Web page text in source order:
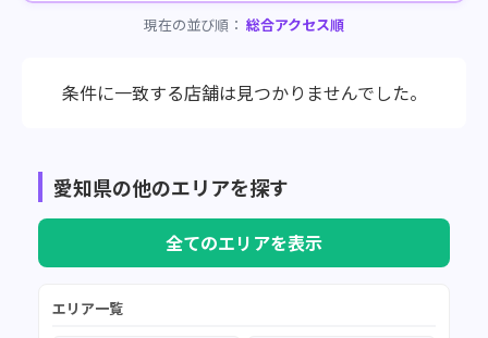
現在の並び順： 総合アクセス順
条件に一致する店舗は見つかりませんでした。
愛知県の他のエリアを探す
全てのエリアを表示
エリア一覧